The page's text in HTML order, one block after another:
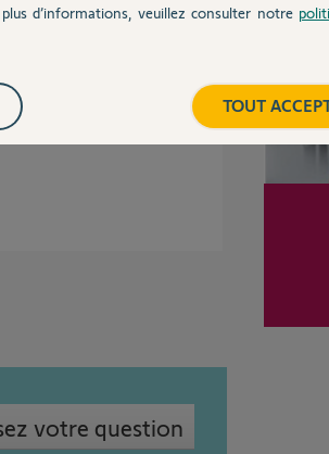
votre question
d’informations, veuillez consulter notre
TOUT